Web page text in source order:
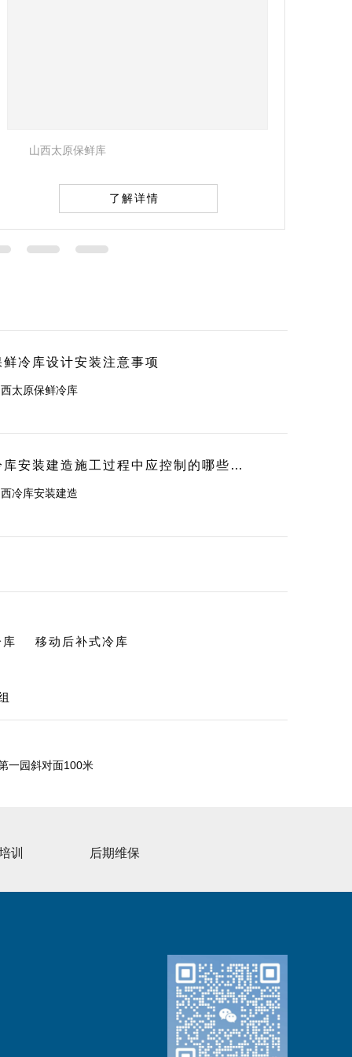
冷库设计建造
了解详情
鲜冷库设计安装注意事项
太原保鲜冷库
冷库安装建造施工过程中应控制的哪些事项？
冷库安装建造
移动后补式冷库
一园斜对面100米
训 后期维保